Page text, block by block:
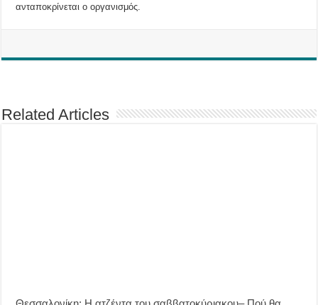
ανταποκρίνεται ο οργανισμός.
Related Articles